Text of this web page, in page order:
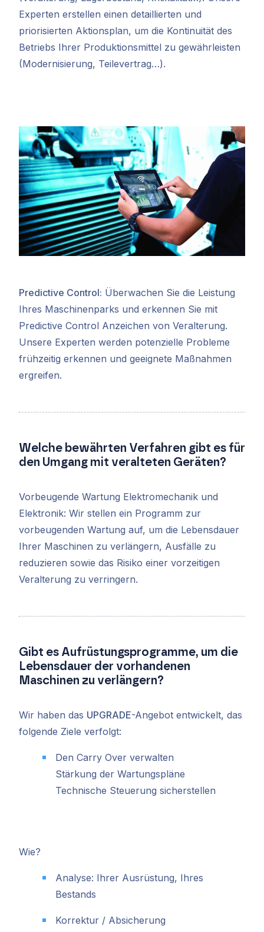
Experten erstellen einen detaillierten und
priorisierten Aktionsplan, um die Kontinuität des
Betriebs Ihrer Produktionsmittel zu gewährleisten
(Modernisierung, Teilevertrag…).
Predictive Control: Überwachen Sie die Leistung
Ihres Maschinenparks und erkennen Sie mit
Predictive Control Anzeichen von Veralterung.
Unsere Experten werden potenzielle Probleme
frühzeitig erkennen und geeignete Maßnahmen
ergreifen.
Welche bewährten Verfahren gibt es für
den Umgang mit veralteten Geräten?
Vorbeugende Wartung Elektromechanik und
Elektronik: Wir stellen ein Programm zur
vorbeugenden Wartung auf, um die Lebensdauer
Ihrer Maschinen zu verlängern, Ausfälle zu
reduzieren sowie das Risiko einer vorzeitigen
Veralterung zu verringern.
Gibt es Aufrüstungsprogramme, um die
Lebensdauer der vorhandenen
Maschinen zu verlängern?
Wir haben das UPGRADE-Angebot entwickelt, das
folgende Ziele verfolgt:
Den Carry Over verwalten
Stärkung der Wartungspläne
Technische Steuerung sicherstellen
Wie?
Analyse: Ihrer Ausrüstung, Ihres
Bestands
Korrektur / Absicherung